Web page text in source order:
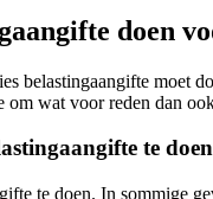
doen
belastingaangifte
wat voor reden dan
te
te doen. In sommige